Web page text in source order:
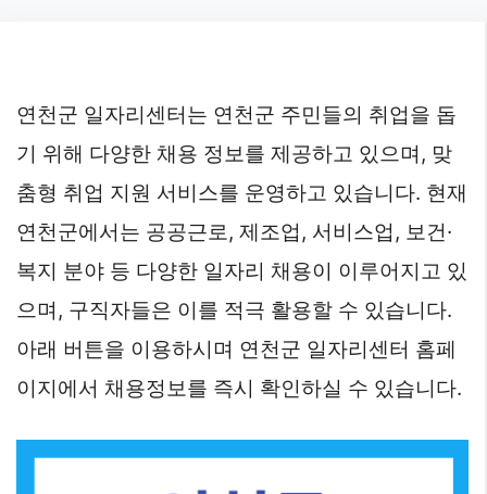
연천군 일자리센터는 연천군 주민들의 취업을 돕
기 위해 다양한 채용 정보를 제공하고 있으며, 맞
춤형 취업 지원 서비스를 운영하고 있습니다. 현재
연천군에서는 공공근로, 제조업, 서비스업, 보건·
복지 분야 등 다양한 일자리 채용이 이루어지고 있
으며, 구직자들은 이를 적극 활용할 수 있습니다.
아래 버튼을 이용하시며 연천군 일자리센터 홈페
이지에서 채용정보를 즉시 확인하실 수 있습니다.